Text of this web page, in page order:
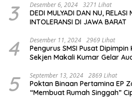
3 Desember 6, 2024 3271 Lihat
DEDI MULYADI DAN NU,
INTOLERANSI DI JAWA BARAT
4 Desember 11, 2024 2969 Lihat
Pengurus SMSI Pusat
Sekjen Makali Kumar Gelar
5 September 13, 2024 2869 Lihat
Poktan Binaan Pertamina EP
“Membuat Rumah Singgah”